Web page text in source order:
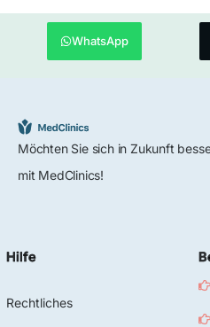
WhatsApp
Möchten Sie sich in Zukunft
mit MedClinics!
Hilfe
Rechtliches